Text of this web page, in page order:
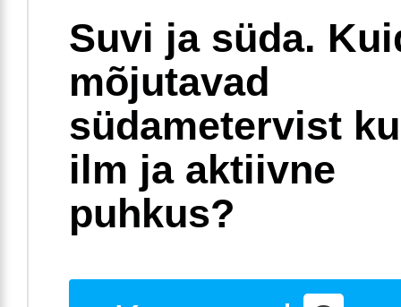
Suvi ja süda.
mõjutavad
südametervist
ilm ja aktiivne
puhkus?